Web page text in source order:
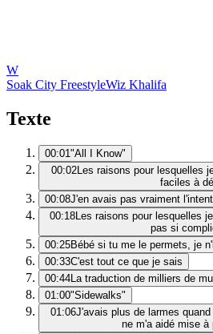
W
Soak City FreestyleWiz Khalifa
Texte
00:01"All I Know"
00:02Les raisons pour lesquelles
faciles à
00:08J'en avais pas vraiment
00:18Les raisons pour lesquelles
pas si
00:25Bébé si tu me le permets, je
00:33C'est tout ce que je sais
00:44La traduction de milliers de
01:00"Sidewalks"
01:06J'avais plus de larmes
ne m'a aidé mise à